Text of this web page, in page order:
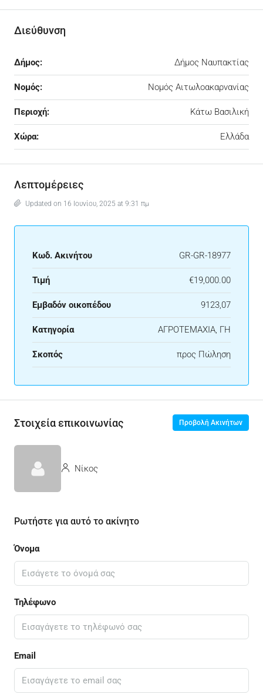
Διεύθυνση
Δήμος: Δήμος Ναυπακτίας
Νομός: Νομός Αιτωλοακαρνανίας
Περιοχή: Κάτω Βασιλική
Χώρα: Ελλάδα
Λεπτομέρειες
Updated on 16 Ιουνίου, 2025 at 9:31 πμ
Κωδ. Ακινήτου GR-GR-18977
Τιμή €19,000.00
Εμβαδόν οικοπέδου 9123,07
Κατηγορία ΑΓΡΟΤΕΜΑΧΙΑ, ΓΗ
Σκοπός προς Πώληση
Στοιχεία επικοινωνίας Προβολή Ακινήτων
Νίκος
Ρωτήστε για αυτό το ακίνητο
Όνομα
Τηλέφωνο
Email